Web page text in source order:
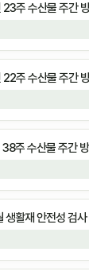
주 수산물 주간
주 수산물 주간
주 수산물 주간
활재 안전성 검사